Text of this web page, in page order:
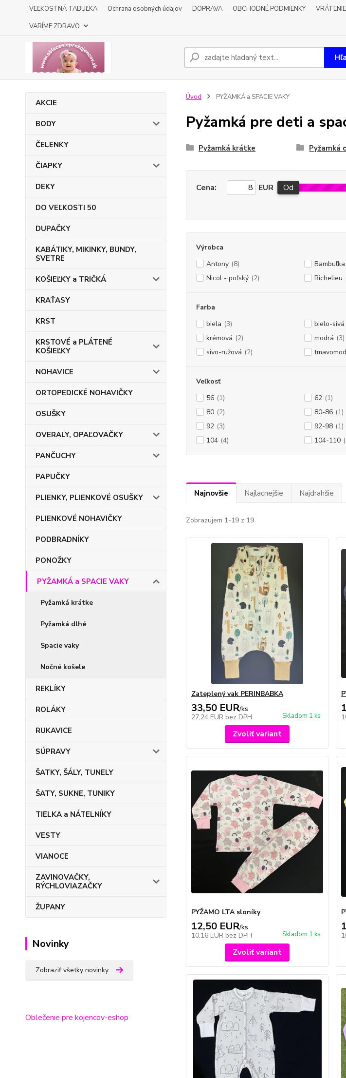
VEĽKOSTNÁ TABUĽKA Ochrana osobných údajov DOPRAVA OBCHODNÉ PODMIENKY
VARÍME ZDRAVO
AKCIE
BODY
ČELENKY
ČIAPKY
DEKY
DO VEĽKOSTI 50
DUPAČKY
KABÁTIKY, MIKINKY, BUNDY,
SVETRE
KOŠIEĽKY a TRIČKÁ
KRAŤASY
KRST
KRSTOVÉ a PLÁTENÉ
KOŠIEĽKY
NOHAVICE
ORTOPEDICKÉ NOHAVIČKY
OSUŠKY
OVERALY, OPAĽOVAČKY
PANČUCHY
PAPUČKY
PLIENKY, PLIENKOVÉ OSUŠKY
PLIENKOVÉ NOHAVIČKY
PODBRADNÍKY
PONOŽKY
PYŽAMKÁ a SPACIE VAKY
Pyžamká krátke
Pyžamká dlhé
Spacie vaky
Nočné košele
REKLÍKY
ROLÁKY
RUKAVICE
SÚPRAVY
ŠATKY, ŠÁLY, TUNELY
ŠATY, SUKNE, TUNIKY
TIELKA a NÁTELNÍKY
VESTY
VIANOCE
ZAVINOVAČKY,
RÝCHLOVIAZAČKY
ŽUPANY
Novinky
Zobraziť všetky novinky
Oblečenie pre kojencov-eshop
Úvod PYŽAMKÁ a SPACIE VAKY
Pyžamká pre deti a
Pyžamká krátke Pyžamká
Cena: EUR Od
Výrobca
Antony (8) Bambuľka
Nicol - poľský (2) Richelieu
Farba
biela (3) bielo-sivá
krémová (2) modrá (3)
sivo-ružová (2)
Veľkosť
56 (1) 62 (1)
80 (2) 80-86 (1)
92 (3) 92-98 (1)
104 (4) 104-110
Najnovšie Najlacnejšie Najdrahšie
Zobrazujem 1-19 z 19
Zateplený vak PERINBABKA
33,50 EUR/ks
27,24 EUR bez DPH Skladom 1 ks
Zvoliť variant
PYŽAMO LTA sloníky
12,50 EUR/ks
10,16 EUR bez DPH Skladom 1 ks
Zvoliť variant